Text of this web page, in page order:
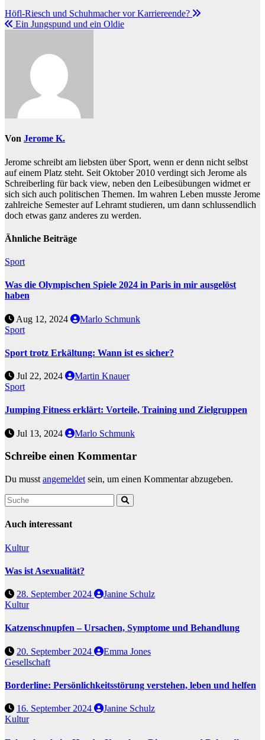
Höfl-Riesch und Schuhmacher vor Karriereende?
Ein Jungspund und ein Oldie
Von Jerome K.
Jerome schreibt am liebsten über Sport, wenn er denn nicht selbst
auf einem Platz steht. Seit Oktober 2010 verdingt sich Jerome als
Schreiberling für back view, neben den Leibesübungen widmet er
sich sich auch politischen Themen. Im wahren Leben musste Jerome
zahlreiche Semester auf Lehramt studieren, um dann schlussendlich
doch etwas ganz anderes zu werden.
Ähnliche Beiträge
Sport
Was die Olympischen Spiele 2024 in Paris in mir ausgelöst
haben
Aug 12, 2024
Marlo Schmunk
Sport
Sport trotz Erkältung: Wann ist es sicher?
Jul 22, 2024
Martin Knauer
Sport
Jumping Fitness erklärt: Vorteile, Training und Zielgruppen
Jul 13, 2024 Marlo Schmunk
Schreibe einen Kommentar
Du musst angemeldet sein, um einen Kommentar abzugeben.
Auch interessant
Kultur
Was ist Asexualität?
28. September 2024
Janine Schulz
Kultur
Katzenschnupfen – Ursachen, Symptome und Behandlung
20. September 2024
Emma Jones
Gesellschaft
Borderline: Persönlichkeitsstörung verstehen, leben und helfen
16. September 2024
Janine Schulz
Kultur